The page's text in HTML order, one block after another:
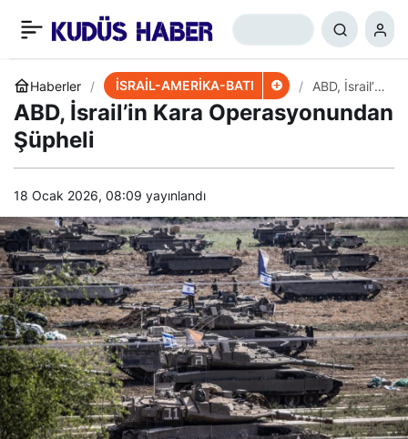
Haberler İSRAİL-AMERİKA-BATI
ABD, İsrail’in
Operasyonu
ABD, İsrail’in Kara Operasyonundan
Şüpheli
18 Ocak 2026, 08:09 yayınlandı
​​​​​​​Siyonist Askerler
Netanyahu’ya Mı
Saldırdı?
+ 0 Paylaş